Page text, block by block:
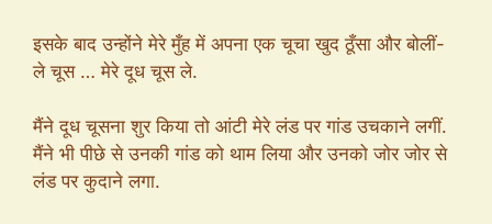
इसके बाद उन्होंने मेरे मुँह में अपना एक चूचा खुद ठूँसा और बोलीं-
ले चूस … मेरे दूध चूस ले.
मैंने दूध चूसना शुर किया तो आंटी मेरे लंड पर गांड उचकाने लगीं.
मैंने भी पीछे से उनकी गांड को थाम लिया और उनको जोर जोर से
लंड पर कुदाने लगा.